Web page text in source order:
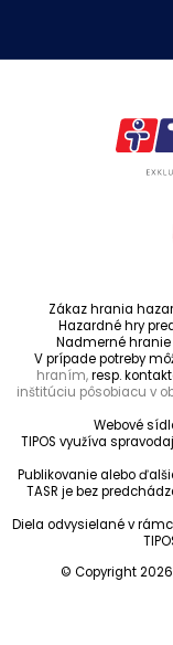
Zákaz hrania
Hazardné hry
Nadmerné
V prípade potreby
hraním,resp.
inštitúciu pôsobiacu v
Webové
TIPOS využíva
Publikovanie alebo
TASR je bez
Diela odvysielané v
© Copyright 2026